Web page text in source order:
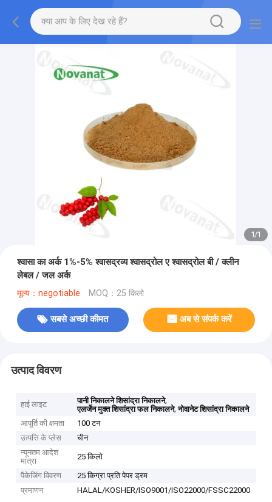
1/1
श्वासा का अर्क 1%-5% श्वासद्रव्य श्वासद्रोल ए श्वासद्रोल बी / क्लीन
लेबल / जल अर्क
मूल्य：negotiable MOQ：25 किलो
सबसे अच्छी कीमत अब से संपर्क करें
उत्पाद विवरण
हाई लाइट पानी निकालने शिसांद्रा निकालने,
एलर्जेन मुक्त शिसांद्रा फल निकालने,नोवानेट शिसांद्रा निकालने
आपूर्ति की क्षमता
100 टन
उत्पत्ति के प्लेस
चीन
न्यूनतम आदेश
मात्रा
25 किलो
पैकेजिंग विवरण
25 किग्रा प्रति पेपर ड्रम
प्रमाणन
HALAL/KOSHER/ISO9001/ISO22000/FSSC22000